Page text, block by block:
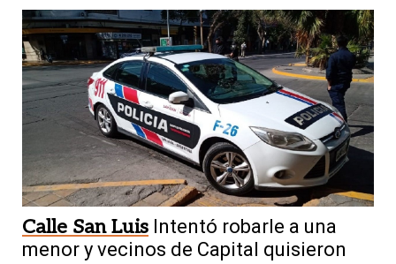
Calle San Luis Intentó robarle a una
menor y vecinos de Capital quisieron